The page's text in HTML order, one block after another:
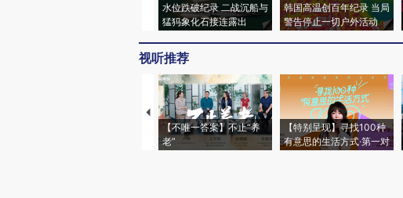
水位跌破纪录 二战沉船与
猛犸象化石接连露出
韩国高温创百年纪录 当局
警告停止一切户外活动
视听推荐
【不唯一答案】不止“养
老”
【特别呈现】寻找100种
有意思的生活方式·第一对